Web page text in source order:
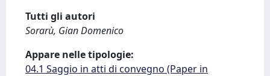
Tutti gli autori
Sorarù, Gian Domenico
Appare nelle tipologie:
04.1 Saggio in atti di convegno (Paper in